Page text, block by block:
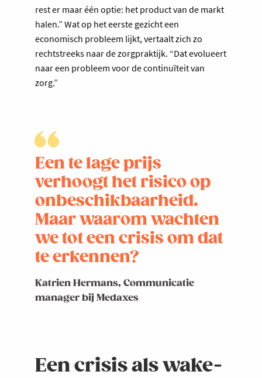
rest er maar één optie: het product van de markt
halen.” Wat op het eerste gezicht een
economisch probleem lijkt, vertaalt zich zo
rechtstreeks naar de zorgpraktijk. “Dat evolueert
naar een probleem voor de continuïteit van
zorg.”
Een te lage prijs
verhoogt het risico op
onbeschikbaarheid.
Maar waarom wachten
we tot een crisis om dat
te erkennen?
Katrien Hermans, Communicatie
manager bij Medaxes
Een crisis als wake-